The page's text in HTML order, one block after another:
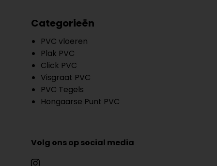
Categorieën
PVC vloeren
Plak PVC
Click PVC
Visgraat PVC
PVC Tegels
Hongaarse Punt PVC
Volg ons op social media